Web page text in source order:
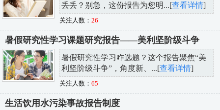
丢丢？别急，这份报告为您明...[查看详情]
关注人数： 26
暑假研究性学习课题研究报告——美利坚阶级斗争
暑假研究性学习咋选题？这个报告聚焦“美
利坚阶级斗争”，角度新、...[查看详情]
关注人数： 65
生活饮用水污染事故报告制度